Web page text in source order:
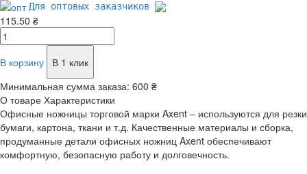
Для оптовых заказчиков
115.50 ₴
В корзину
В 1 клик
Минимальная сумма заказа: 600 ₴
О товаре Характеристики
Офисные ножницы торговой марки Axent – используются для резки
бумаги, картона, ткани и т.д. Качественные материалы и сборка,
продуманные детали офисных ножниц Axent обеспечивают
комфортную, безопасную работу и долговечность.